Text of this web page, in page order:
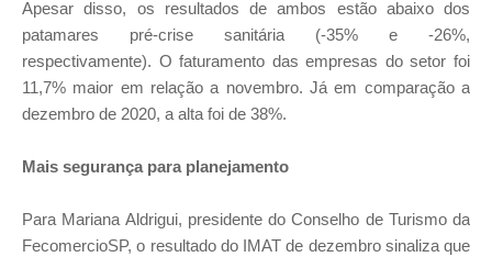
Apesar disso, os resultados de ambos estão abaixo dos
patamares pré-crise sanitária (-35% e -26%,
respectivamente). O faturamento das empresas do setor foi
11,7% maior em relação a novembro. Já em comparação a
dezembro de 2020, a alta foi de 38%.
Mais segurança para planejamento
Para Mariana Aldrigui, presidente do Conselho de Turismo da
FecomercioSP, o resultado do IMAT de dezembro sinaliza que